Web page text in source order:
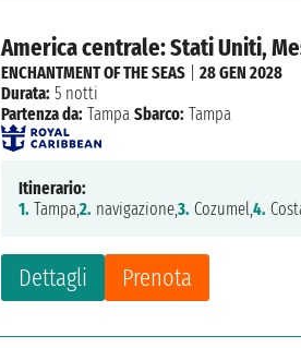
America centrale: Stati Uniti,
Dettagli Prenota
ENCHANTMENT OF THE SEAS |28 GEN 2028
Durata: 5 notti
Partenza da: Tampa Sbarco: Tampa
Itinerario:
1. Tampa,2. navigazione,3. Cozumel,4.